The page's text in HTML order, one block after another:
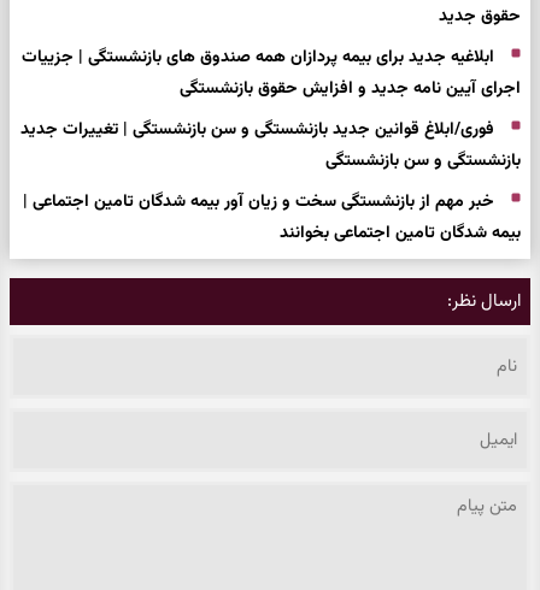
حقوق جدید
ابلاغیه جدید برای بیمه پردازان همه صندوق های بازنشستگی | جزییات
اجرای آیین نامه جدید و افزایش حقوق بازنشستگی
فوری/ابلاغ قوانین جدید بازنشستگی و سن بازنشستگی | تغییرات جدید
بازنشستگی و سن بازنشستگی
خبر مهم از بازنشستگی سخت و زیان آور بیمه شدگان تامین اجتماعی |
بیمه شدگان تامین اجتماعی بخوانند
ارسال نظر: